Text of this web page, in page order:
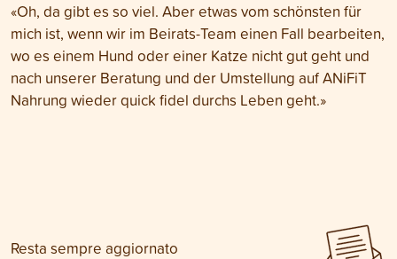
«Oh, da gibt es so viel. Aber etwas vom schönsten für
mich ist, wenn wir im Beirats-Team einen Fall bearbeiten,
wo es einem Hund oder einer Katze nicht gut geht und
nach unserer Beratung und der Umstellung auf ANiFiT
Nahrung wieder quick fidel durchs Leben geht.»
Resta sempre aggiornato